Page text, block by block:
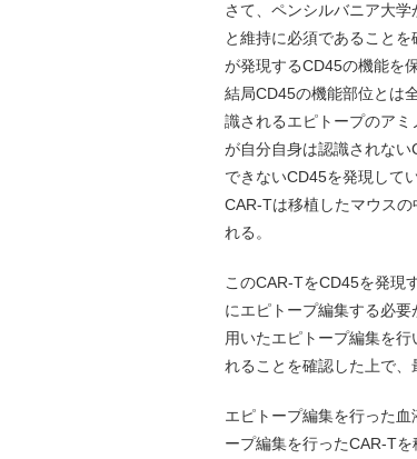
さて、ペンシルバニア大
と維持に必須であること
が発現するCD45の機能を
結局CD45の機能部位とは
識されるエピトープのア
が自分自身は認識されな
できないCD45を発現して
CAR-Tは移植したマウス
れる。
このCAR-TをCD45を発現
にエピトープ編集する必
用いたエピトープ編集を
れることを確認した上で、
エピトープ編集を行った
ープ編集を行ったCAR-T